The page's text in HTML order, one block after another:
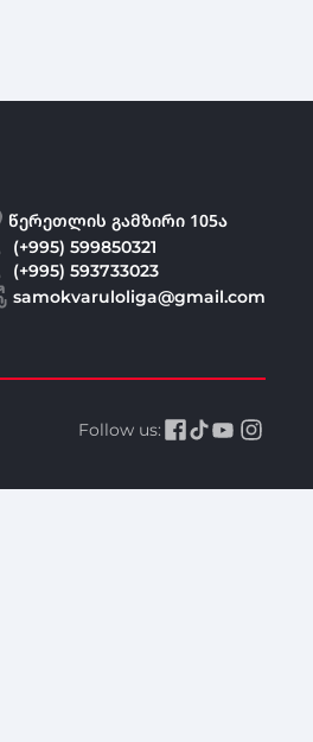
წერეთლის გამზირი 105ა
(+995) 599850321
(+995) 593733023
samokvaruloliga@gmail.com
Follow us: